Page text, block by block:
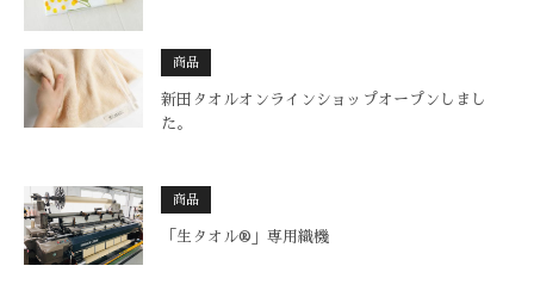
商品
新田タオルオンラインショップオープンしまし
た。
商品
「生タオル®︎」専用織機